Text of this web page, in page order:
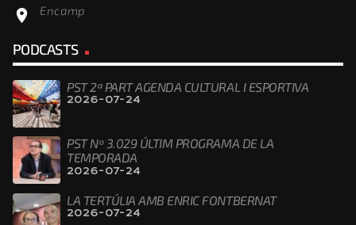
location_on Encamp
PODCASTS
PST 2ª PART AGENDA CULTURAL I ESPORTIVA
2026-07-24
PST Nº 3.029 ÚLTIM PROGRAMA DE LA
TEMPORADA
2026-07-24
LA TERTÚLIA AMB ENRIC FONTBERNAT
2026-07-24